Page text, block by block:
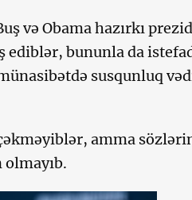
və Obama hazırkı
ediblər, bununla da
susqunluq
çəkməyiblər, amma
olmayıb.